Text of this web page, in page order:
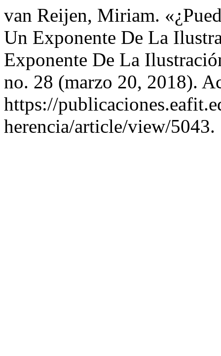
van Reijen, Miriam.
Un Exponente De La
Exponente De La
no. 28 (marzo 20, 2018).
https://
herencia/article/view/5043.